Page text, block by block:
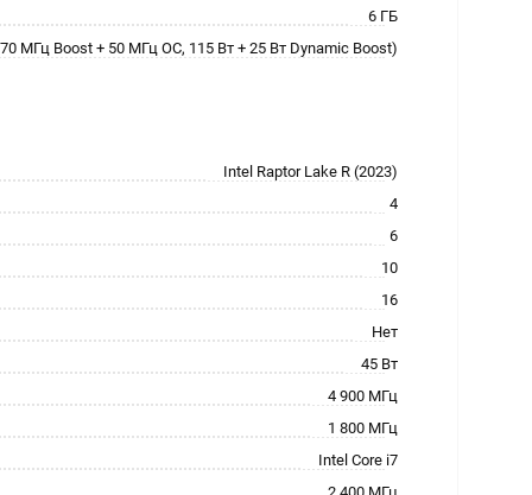
6 ГБ
МГц Boost + 50 МГц OC, 115 Вт + 25 Вт Dynamic Boost)
Intel Raptor Lake R (2023)
4
6
10
16
Нет
45 Вт
4 900 МГц
1 800 МГц
Intel Core i7